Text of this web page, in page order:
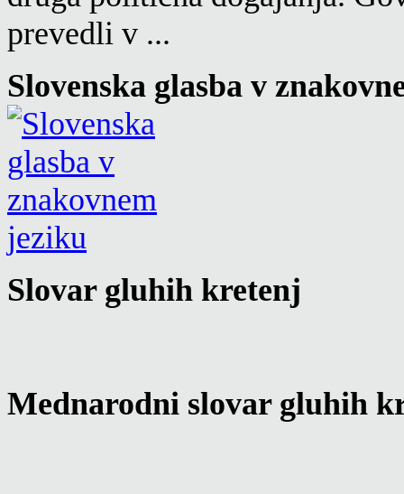
prevedli v ...
Slovenska glasba v
Slovar gluhih kretenj
Mednarodni slovar gluhih